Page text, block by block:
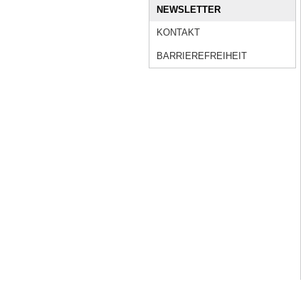
NEWSLETTER
KONTAKT
BARRIEREFREIHEIT